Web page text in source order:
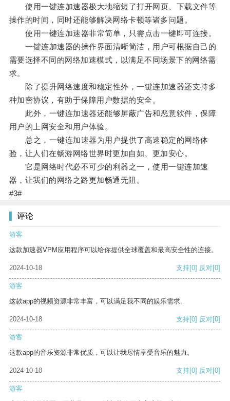
使用一键连加速器极大地缩短了打开网页、下载文件等
操作的时间，同时还能够解决网络卡顿等诸多问题。
使用一键连加速器非常简单，只需点击一键即可连接。
一键连加速器的操作界面清晰简洁，用户可根据自己的
需要选择不同的网络加速模式，以满足不同场景下的网络需
求。
除了提升网络速度和稳定性外，一键连加速器还支持多
种加密协议，有助于保障用户数据的安全。
此外，一键连加速器还能够屏蔽广告和恶意软件，保障
用户的上网安全和用户体验。
总之，一键连加速器为用户提供了高速稳定的网络体
验，让人们在畅游网络世界时更加自如、更加安心。
它是网络时代必不可少的利器之一，使用一键连加速
器，让我们的网络之路更加畅通无阻。
#3#
评论
游客
这款加速器VPM应用程序可以给你提供全球覆盖和最高安全性的连接。
2024-10-18 支持[0] 反对[0]
游客
这款app的视频资源非常丰富，可以满足我不同的娱乐需求。
2024-10-18 支持[0] 反对[0]
游客
这款app的音乐资源非常优质，可以让我尽情享受音乐的魅力。
2024-10-18 支持[0] 反对[0]
游客